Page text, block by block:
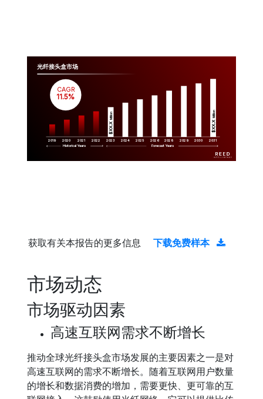
光纤接头盒市场
2019 2020 2021 2022 2023 2024 2025 2026 2028 2029 2030 2031
$XX.X
Million
$XX.X
Million
CAGR
11.5%
Historical Years Forecast Years
获取有关本报告的更多信息 下载免费样本
市场动态
市场驱动因素
高速互联网需求不断增长
推动全球光纤接头盒市场发展的主要因素之一是对
高速互联网的需求不断增长。随着互联网用户数量
的增长和数据消费的增加，需要更快、更可靠的互